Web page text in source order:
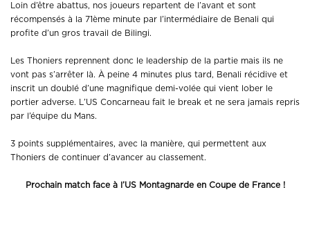
Loin d’être abattus, nos joueurs repartent de l’avant et sont
récompensés à la 71ème minute par l’intermédiaire de Benali qui
profite d’un gros travail de Bilingi.
Les Thoniers reprennent donc le leadership de la partie mais ils ne
vont pas s’arrêter là. À peine 4 minutes plus tard, Benali récidive et
inscrit un doublé d’une magnifique demi-volée qui vient lober le
portier adverse. L’US Concarneau fait le break et ne sera jamais repris
par l’équipe du Mans.
3 points supplémentaires, avec la manière, qui permettent aux
Thoniers de continuer d’avancer au classement.
Prochain match face à l’US Montagnarde en Coupe de France !